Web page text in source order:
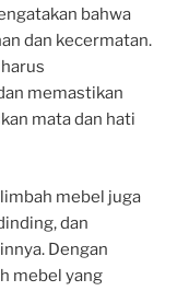
bahwa
dan kecermatan.
memastikan
mata dan hati
mebel juga
dan
Dengan
mebel yang